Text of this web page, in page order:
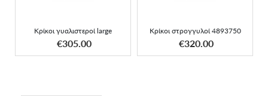
Κρίκοι γυαλιστεροί large
€305.00
ΑΠΟΚΤΗΣΕ ΤΟ
Κρίκοι στρογγυλοί 4893750
€320.00
ΑΠΟΚΤΗΣΕ ΤΟ